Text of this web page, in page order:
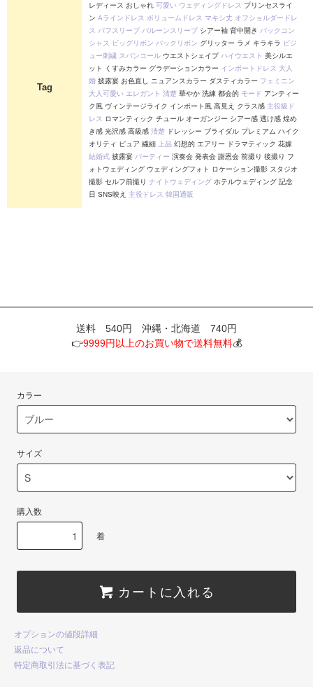
Tag
レディース おしゃれ 可愛い ウェディングドレス プリンセスライ
ン Aラインドレス ボリュームドレス マキシ丈 オフショルダードレ
ス パフスリーブ バルーンスリーブ シアー袖 背中開き バックコン
シャス
ビッグリボン バックリボン グリッター ラメ キラキラ ビジ
ュー刺繍 スパンコール ウエストシェイプ ハイウエスト 美シルエ
ット くすみカラー グラデーションカラー インポートドレス 大人
婚 披露宴 お色直し ニュアンスカラー ダスティカラー フェミニン
大人可愛い エレガント 清楚 華やか 洗練 都会的 モード アンティー
ク風 ヴィンテージライク インポート風 高見え クラス感 主役級ド
レス
ロマンティック チュール オーガンジー シアー感 透け感 煌め
き感 光沢感 高級感 清楚 ドレッシー ブライダル プレミアム ハイク
オリティ ピュア 繊細
上品 幻想的 エアリー ドラマティック 花嫁
結婚式 披露宴 パーティー 演奏会 発表会 謝恩会 前撮り 後撮り フ
ォトウェディング ウェディングフォト ロケーション撮影 スタジオ
撮影 セルフ前撮り ナイトウェディング ホテルウェディング 記念
日 SNS映え 主役ドレス 韓国通販
送料 540円 沖縄・北海道 740円
👉9999円以上のお買い物で送料無料💰
カラー
サイズ
購入数
着
カートに入れる
オプションの値段詳細
返品について
特定商取引法に基づく表記